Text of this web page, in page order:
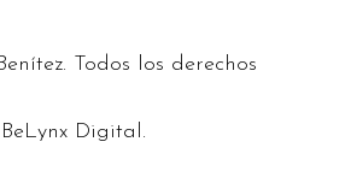
Todos los derechos
Digital.​​